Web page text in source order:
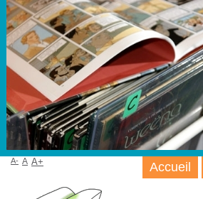
Accueil
A- A A+